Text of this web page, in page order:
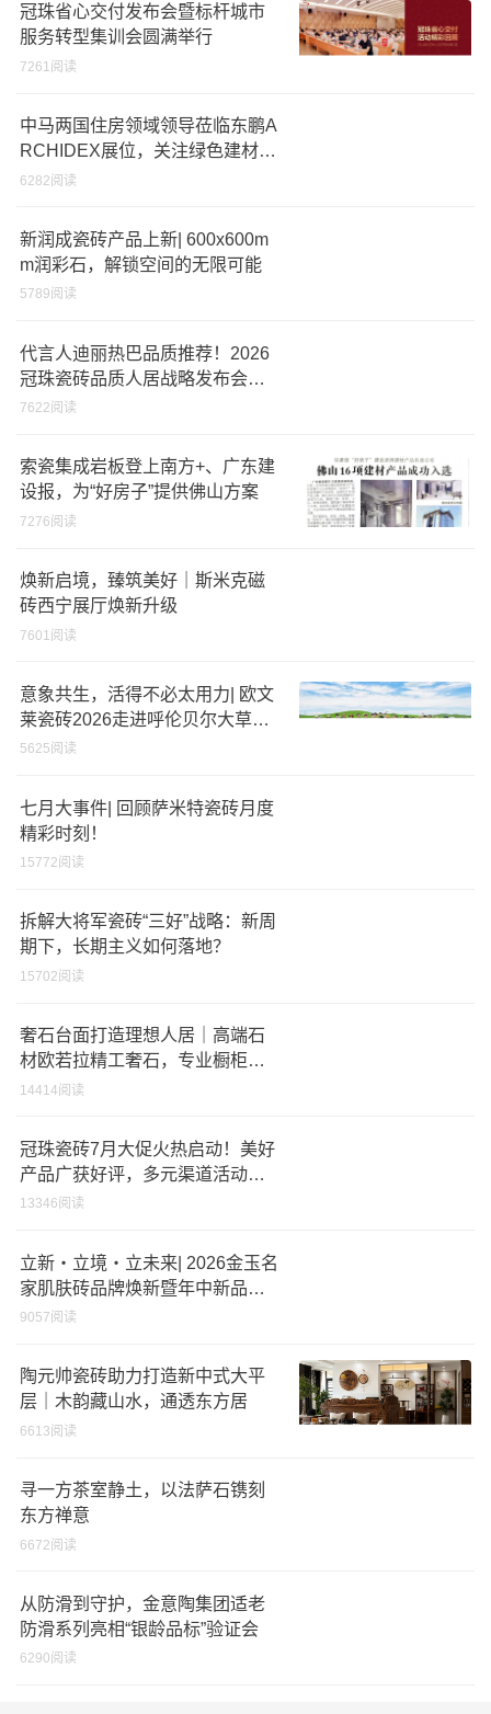
冠珠省心交付发布会暨标杆城市
服务转型集训会圆满举行
7261阅读
中马两国住房领域领导莅临东鹏A
RCHIDEX展位，关注绿色建材创
新实践
6282阅读
新润成瓷砖产品上新| 600x600m
m润彩石，解锁空间的无限可能
5789阅读
代言人迪丽热巴品质推荐！2026
冠珠瓷砖品质人居战略发布会暨
总部旗舰店开幕盛典精彩回顾
7622阅读
索瓷集成岩板登上南方+、广东建
设报，为“好房子”提供佛山方案
7276阅读
焕新启境，臻筑美好｜斯米克磁
砖西宁展厅焕新升级
7601阅读
意象共生，活得不必太用力| 欧文
莱瓷砖2026走进呼伦贝尔大草原
之旅圆满结束
5625阅读
七月大事件| 回顾萨米特瓷砖月度
精彩时刻！
15772阅读
拆解大将军瓷砖“三好”战略：新周
期下，长期主义如何落地？
15702阅读
奢石台面打造理想人居｜高端石
材欧若拉精工奢石，专业橱柜台
面品牌
14414阅读
冠珠瓷砖7月大促火热启动！美好
产品广获好评，多元渠道活动拓
展市场
13346阅读
立新・立境・立未来| 2026金玉名
家肌肤砖品牌焕新暨年中新品发
布会盛大启幕
9057阅读
陶元帅瓷砖助力打造新中式大平
层｜木韵藏山水，通透东方居
6613阅读
寻一方茶室静土，以法萨石镌刻
东方禅意
6672阅读
从防滑到守护，金意陶集团适老
防滑系列亮相“银龄品标”验证会
6290阅读